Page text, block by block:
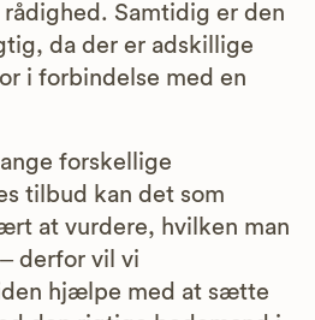
Samtidig er den
da der er adskillige
i forbindelse med en
forskellige
tilbud kan det som
at vurdere, hvilken man
derfor vil vi
hjælpe med at sætte